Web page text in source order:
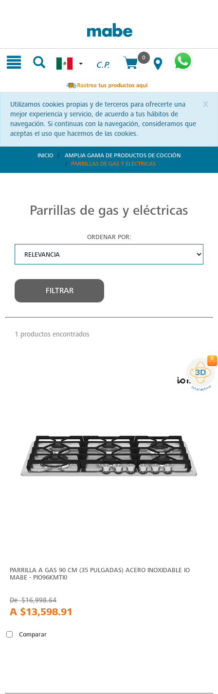
C.P.
0
x
Utilizamos cookies propias y de terceros para ofrecerte una
mejor experiencia y servicio, de acuerdo a tus hábitos de
navegación. Si continuas con la navegación, consideramos que
aceptas el uso que hacemos de las cookies.
INICIO
AMPLIA GAMA DE PRODUCTOS DE COCCIÓN
PARRILLAS DE GAS Y ELÉCTRICAS
Parrillas de gas y eléctricas
ORDENAR POR:
FILTRAR
1 productos encontrados
PARRILLA A GAS 90 CM (35 PULGADAS) ACERO INOXIDABLE IO
MABE - PIO96KMTI0
De$16,998.64
A $13,598.91
Comparar